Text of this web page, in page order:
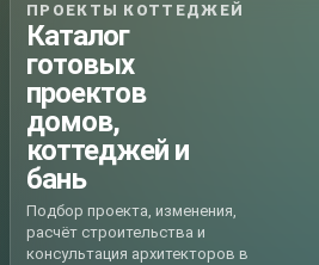
ПРОЕКТЫ КОТТЕДЖЕЙ
Каталог
готовых
проектов
домов,
коттеджей и
бань
Подбор проекта, изменения,
расчёт строительства и
консультация архитекторов в